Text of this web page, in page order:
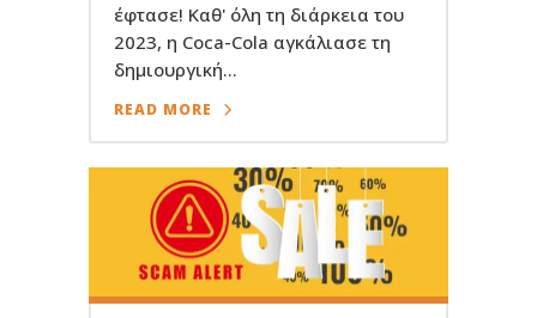
έφτασε! Καθ' όλη τη διάρκεια του
2023, η Coca-Cola αγκάλιασε τη
δημιουργική...
READ MORE